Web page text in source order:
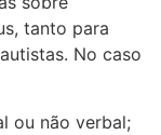
tanto para
No caso
ou não verbal;